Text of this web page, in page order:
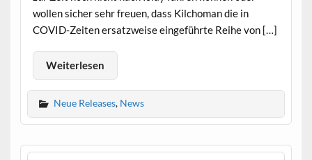
wollen sicher sehr freuen, dass Kilchoman die in
COVID-Zeiten ersatzweise eingeführte Reihe von […]
Weiterlesen
Neue Releases, News